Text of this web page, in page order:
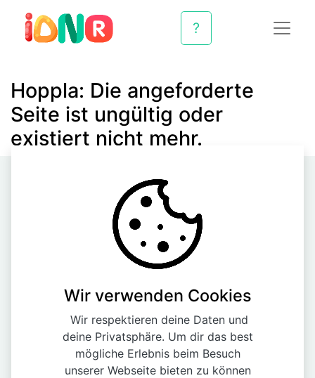
?
Hoppla: Die angeforderte
Seite ist ungültig oder
existiert nicht mehr.
Über uns
Datenschutz
Wir verwenden Cookies
Wir respektieren deine Daten und
deine Privatsphäre. Um dir das best
mögliche Erlebnis beim Besuch
unserer Webseite bieten zu können